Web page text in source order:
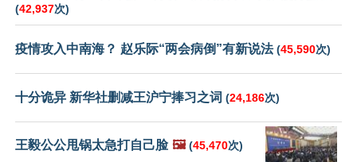
(42,937次)
疫情攻入中南海？ 赵乐际“两会病倒”有新说法(45,590次)
十分诡异 新华社删减王沪宁捧习之词 (24,186次)
王毅公公甩锅太急打自己脸 🖼️ (45,470次)